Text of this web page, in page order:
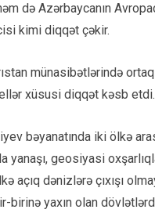
də Azərbaycanın
kimi diqqət çəkir.
münasibətlərində
xüsusi diqqət kəsb etdi.
bəyanatında iki ölkə
yanaşı, geosiyasi
açıq dənizlərə çıxışı
birinə yaxın olan